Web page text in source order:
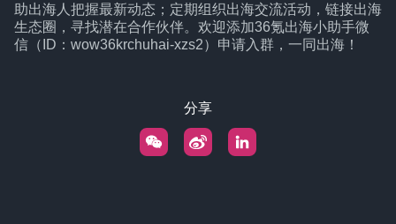
助出海人把握最新动态；定期组织出海交流活动，链接出海
生态圈，寻找潜在合作伙伴。欢迎添加36氪出海小助手微
信（ID：wow36krchuhai-xzs2）申请入群，一同出海！
分享